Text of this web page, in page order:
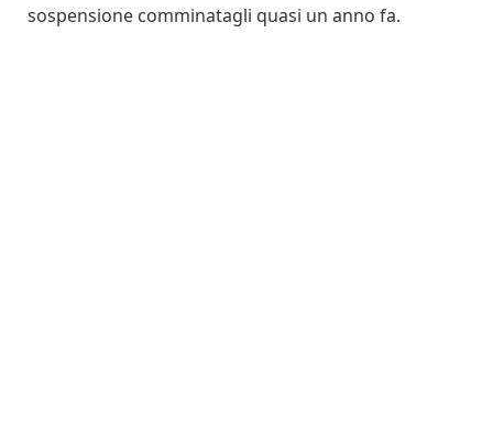
sospensione comminatagli quasi un anno fa.